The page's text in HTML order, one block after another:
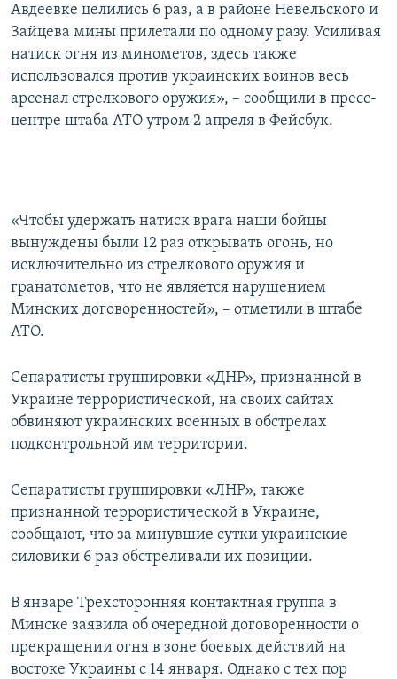
Авдеевке целились 6 раз, а в районе Невельского и
Зайцева мины прилетали по одному разу. Усиливая
натиск огня из минометов, здесь также
использовался против украинских воинов весь
арсенал стрелкового оружия», – сообщили в пресс-
центре штаба АТО утром 2 апреля в Фейсбук.
«Чтобы удержать натиск врага наши бойцы
вынуждены были 12 раз открывать огонь, но
исключительно из стрелкового оружия и
гранатометов, что не является нарушением
Минских договоренностей», – отметили в штабе
АТО.
Сепаратисты группировки «ДНР», признанной в
Украине террористической, на своих сайтах
обвиняют украинских военных в обстрелах
подконтрольной им территории.
Сепаратисты группировки «ЛНР», также
признанной террористической в Украине,
сообщают, что за минувшие сутки украинские
силовики 6 раз обстреливали их позиции.
В январе Трехсторонняя контактная группа в
Минске заявила об очередной договоренности о
прекращении огня в зоне боевых действий на
востоке Украины с 14 января. Однако с тех пор